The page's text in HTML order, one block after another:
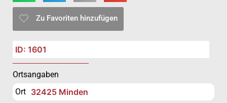
Zu Favoriten hinzufügen
ID: 1601
Ortsangaben
Ort 32425 Minden